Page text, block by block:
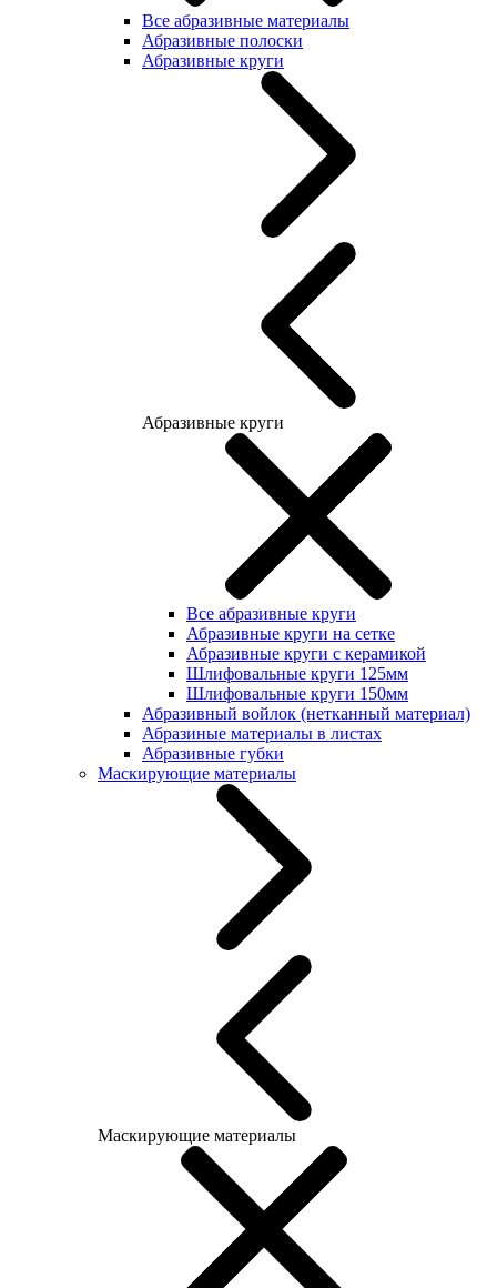
Все абразивные материалы
Абразивные полоски
Абразивные круги
Абразивные круги
Все абразивные круги
Абразивные круги на сетке
Абразивные круги с керамикой
Шлифовальные круги 125мм
Шлифовальные круги 150мм
Абразивный войлок (нетканный материал)
Абразиные материалы в листах
Абразивные губки
Маскирующие материалы
Маскирующие материалы